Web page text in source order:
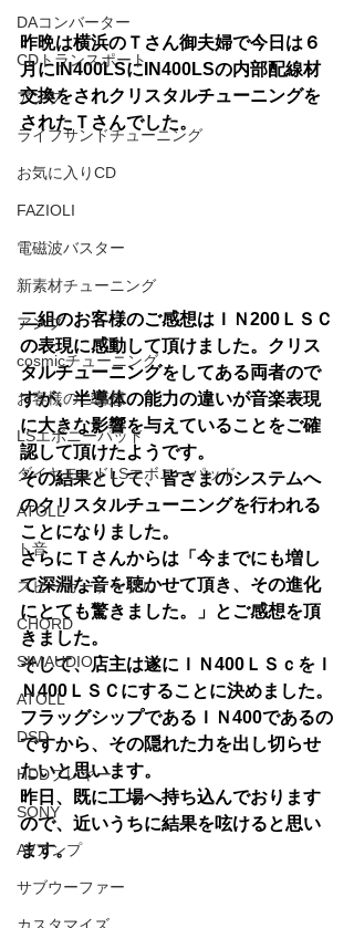
DAコンバーター
CDトランスポート
アンプ
ライフサンドチューニング
お気に入りCD
FAZIOLI
電磁波バスター
新素材チューニング
アンプ
cosmicチューニング
お客様のご感想
LSエボニーパッド
ダイヤモンドLSエボニーパッド
ATOLL
ト音
スピーカーケーブル
CHORD
SIMAUDIO
ATOLL
DSD
HDDプレヤー
SONY
AVアンプ
サブウーファー
昨晩は横浜のＴさん御夫婦で今日は６
月にIN400LSにIN400LSの内部配線材
交換をされクリスタルチューニングを
されたＴさんでした。
二組のお客様のご感想はＩＮ200ＬＳＣ
の表現に感動して頂けました。クリス
タルチューニングをしてある両者ので
すが、半導体の能力の違いが音楽表現
に大きな影響を与えていることをご確
認して頂けたようです。
その結果として、皆さまのシステムへ
のクリスタルチューニングを行われる
ことになりました。
さらにＴさんからは「今までにも増し
て深淵な音を聴かせて頂き、その進化
にとても驚きました。」とご感想を頂
きました。
そして、店主は遂にＩＮ400ＬＳｃをＩ
Ｎ400ＬＳＣにすることに決めました。
フラッグシップであるＩＮ400であるの
ですから、その隠れた力を出し切らせ
たいと思います。
昨日、既に工場へ持ち込んでおります
ので、近いうちに結果を呟けると思い
ます。